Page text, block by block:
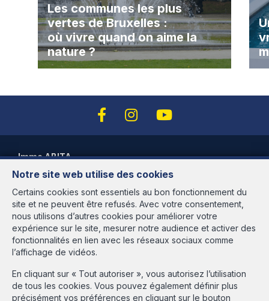
Les communes les plus
vertes de Bruxelles :
où vivre quand on aime la
nature ?
Notre site web utilise des cookies
Certains cookies sont essentiels au bon fonctionnement du
site et ne peuvent être refusés. Avec votre consentement,
nous utilisons d’autres cookies pour améliorer votre
expérience sur le site, mesurer notre audience et activer des
fonctionnalités en lien avec les réseaux sociaux comme
l’affichage de vidéos.
En cliquant sur « Tout autoriser », vous autorisez l’utilisation
de tous les cookies. Vous pouvez également définir plus
précisément vos préférences en cliquant sur le bouton
Immo ABITA
Avenue des Cerisiers, 95
1200 Woluwé-St-Lambert
Heures d'ouverture
Du lundi au vendredi de 9h30 à 18h00
et le samedi de 9h30 à 13h30 sur rendez-vous
N° entreprise : BE-437.981.526 - rpm Bruxelles Instance de
contrôle: IPI, rue du Luxembourg 16B, 1000 Bruxelles - Soumis au